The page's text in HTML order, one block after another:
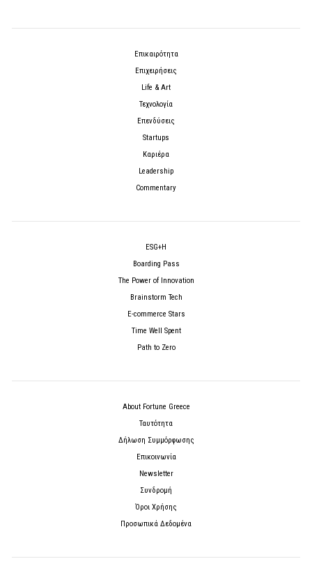
Επικαιρότητα
Επιχειρήσεις
Life & Art
Τεχνολογία
Επενδύσεις
Startups
Καριέρα
Leadership
Commentary
ESG+H
Boarding Pass
The Power of Innovation
Brainstorm Tech
E-commerce Stars
Time Well Spent
Path to Zero
About Fortune Greece
Ταυτότητα
Δήλωση Συμμόρφωσης
Επικοινωνία
Newsletter
Συνδρομή
Όροι Χρήσης
Προσωπικά Δεδομένα